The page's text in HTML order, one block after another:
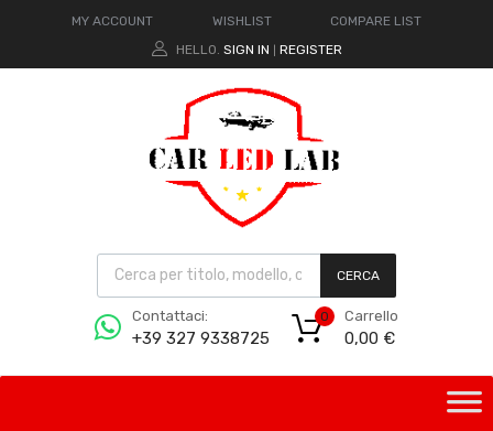
MY ACCOUNT WISHLIST
COMPARE LIST
HELLO. SIGN IN REGISTER
CERCA
Contattaci:
+39 327 9338725
Carrello
0,00 €
0